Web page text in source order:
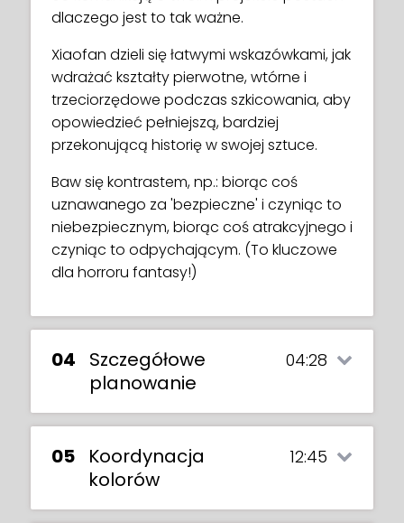
dlaczego jest to tak ważne.
Xiaofan dzieli się łatwymi wskazówkami, jak
wdrażać kształty pierwotne, wtórne i
trzeciorzędowe podczas szkicowania, aby
opowiedzieć pełniejszą, bardziej
przekonującą historię w swojej sztuce.
Baw się kontrastem, np.: biorąc coś
uznawanego za 'bezpieczne' i czyniąc to
niebezpiecznym, biorąc coś atrakcyjnego i
czyniąc to odpychającym. (To kluczowe
dla horroru fantasy!)
04
Szczegółowe
planowanie
04:28
05
Koordynacja
kolorów
12:45